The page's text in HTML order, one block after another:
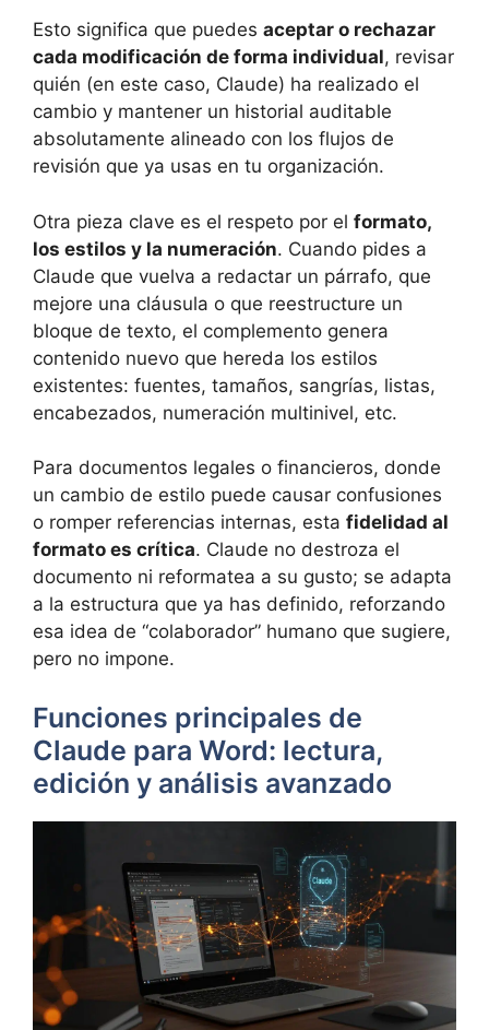
Esto significa que puedes aceptar o rechazar
cada modificación de forma individual, revisar
quién (en este caso, Claude) ha realizado el
cambio y mantener un historial auditable
absolutamente alineado con los flujos de
revisión que ya usas en tu organización.
Otra pieza clave es el respeto por el formato,
los estilos y la numeración. Cuando pides a
Claude que vuelva a redactar un párrafo, que
mejore una cláusula o que reestructure un
bloque de texto, el complemento genera
contenido nuevo que hereda los estilos
existentes: fuentes, tamaños, sangrías, listas,
encabezados, numeración multinivel, etc.
Para documentos legales o financieros, donde
un cambio de estilo puede causar confusiones
o romper referencias internas, esta fidelidad al
formato es crítica. Claude no destroza el
documento ni reformatea a su gusto; se adapta
a la estructura que ya has definido, reforzando
esa idea de “colaborador” humano que sugiere,
pero no impone.
Funciones principales de
Claude para Word: lectura,
edición y análisis avanzado